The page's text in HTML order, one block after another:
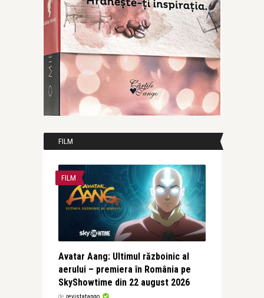
FILM
FILM
Avatar Aang: Ultimul războinic al
aerului – premiera în România pe
SkyShowtime din 22 august 2026